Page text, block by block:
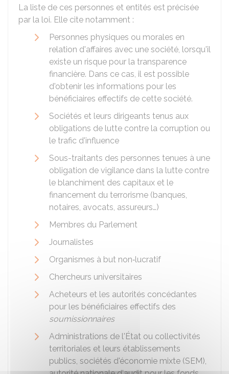
La liste de ces personnes et entités est précisée
par la loi. Elle cite notamment :
Personnes physiques ou morales en
relation d'affaires avec une société, lorsqu'il
existe un risque pour la transparence
financière. Dans ce cas, il est possible
d'obtenir les informations pour les
bénéficiaires effectifs de cette société.
Sociétés et leurs dirigeants tenus aux
obligations de lutte contre la corruption ou
le trafic d'influence
Sous-traitants des personnes tenues à une
obligation de vigilance dans la lutte contre
le blanchiment des capitaux et le
financement du terrorisme (banques,
notaires, avocats, assureurs…)
Membres du Parlement
Journalistes
Organismes à but non‑lucratif
Chercheurs universitaires
Acheteurs et les autorités concédantes
pour les bénéficiaires effectifs des
soumissionnaires
Administrations de l'État ou collectivités
territoriales et leurs établissements
publics, sociétés d'économie mixte (SEM),